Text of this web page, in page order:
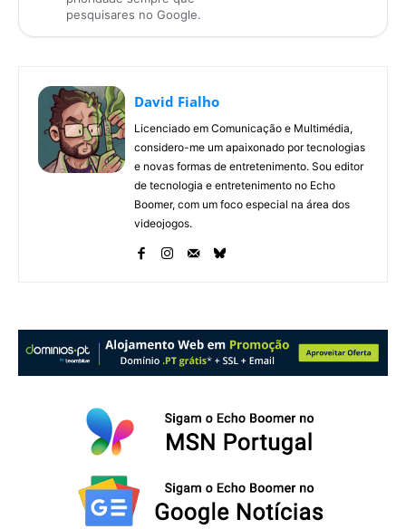
pesquisares no Google.
David Fialho
Licenciado em Comunicação e Multimédia,
considero-me um apaixonado por tecnologias
e novas formas de entretenimento. Sou editor
de tecnologia e entretenimento no Echo
Boomer, com um foco especial na área dos
videojogos.